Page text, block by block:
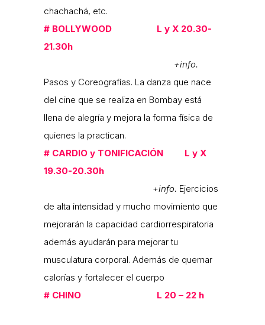
chachachá, etc.
# BOLLYWOOD L y X 20.30-
21.30h
+info.
Pasos y Coreografías. La danza que nace
del cine que se realiza en Bombay está
llena de alegría y mejora la forma física de
quienes la practican.
# CARDIO y TONIFICACIÓN L y X
19.30-20.30h
+info. Ejercicios
de alta intensidad y mucho movimiento que
mejorarán la capacidad cardiorrespiratoria
además ayudarán para mejorar tu
musculatura corporal. Además de quemar
calorías y fortalecer el cuerpo
# CHINO L 20 – 22 h